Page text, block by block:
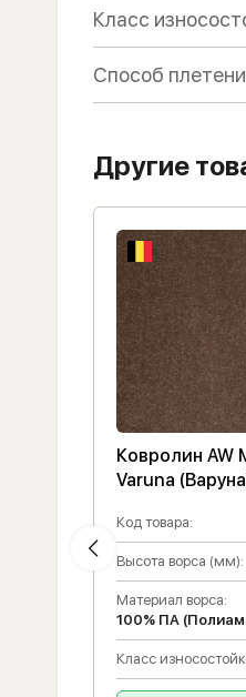
Класс
Способ
Другие
Ковролин AW
Varuna
Код товара:
Высота ворса (мм):
Материал ворса:
100% ПА
Класс